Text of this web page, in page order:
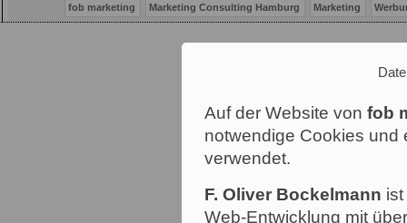
fob marketing Marketing Consulting Hamburg Marketing
Auf der Website von fob
notwendige Cookies und
verwendet.
F. Oliver Bockelmann
Web-Entwicklung mit